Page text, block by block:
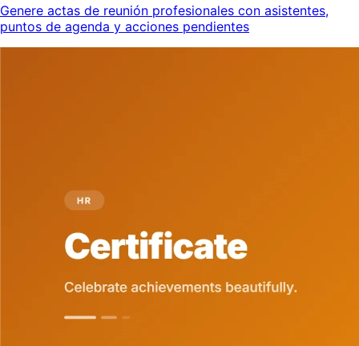
Genere actas de reunión profesionales con asistentes,
puntos de agenda y acciones pendientes